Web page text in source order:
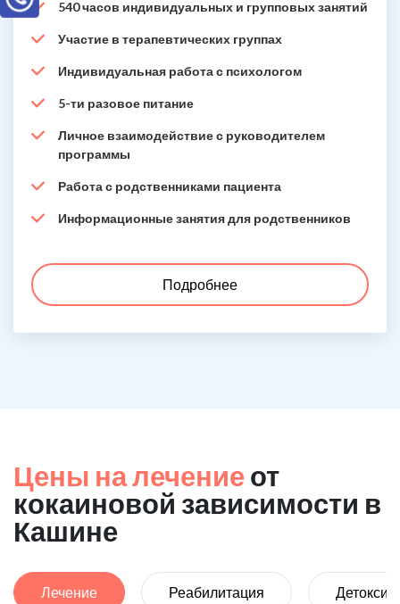
540 часов индивидуальных и групповых занятий
Участие в терапевтических группах
Индивидуальная работа с психологом
5-ти разовое питание
Личное взаимодействие с руководителем
программы
Работа с родственниками пациента
Информационные занятия для родственников
Подробнее
Цены на лечение от
кокаиновой зависимости в
Кашине
Лечение Реабилитация